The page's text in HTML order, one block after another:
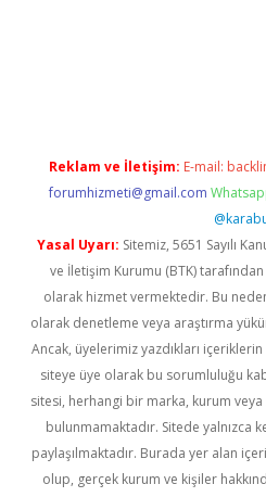
Reklam ve İletişim: E-mail:
forumhizmeti@gmail.com
Yasal Uyarı: Sitemiz, 5651 Sayılı
ve İletişim Kurumu (BTK) tarafından
olarak hizmet vermektedir. Bu
olarak denetleme veya araştırma
Ancak, üyelerimiz yazdıkları
siteye üye olarak bu sorumluluğu
sitesi, herhangi bir marka, kurum veya
bulunmamaktadır. Sitede yalnızca
paylaşılmaktadır. Burada yer alan
olup, gerçek kurum ve kişiler